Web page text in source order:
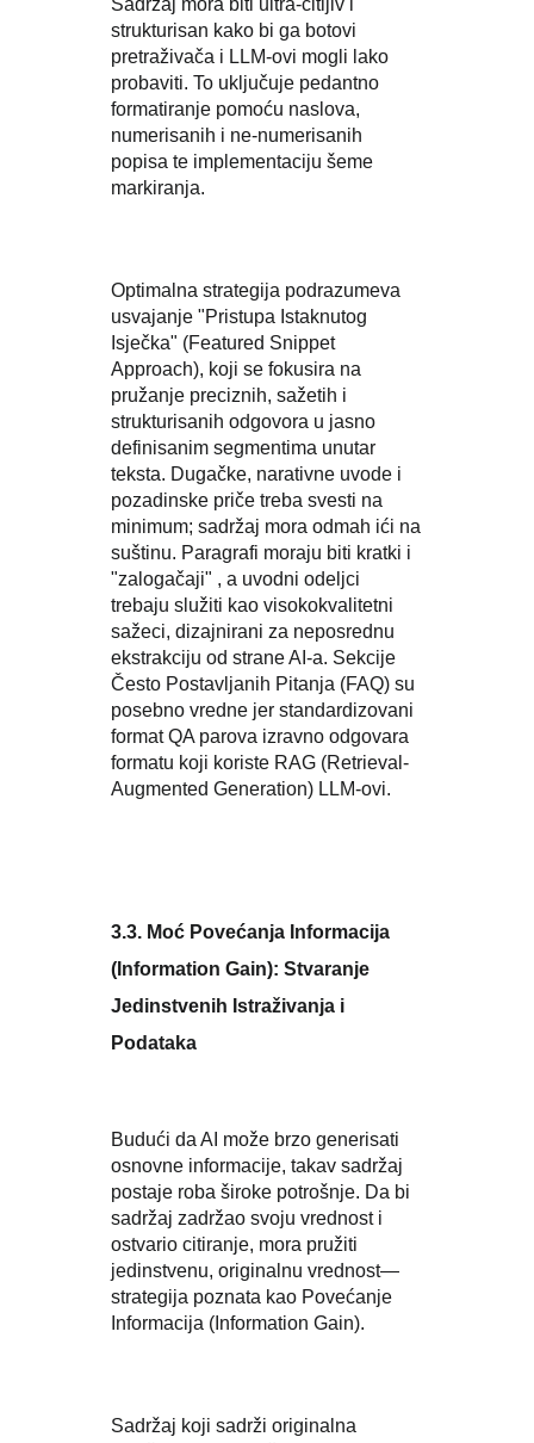
Sadržaj mora biti ultra-čitljiv i
strukturisan kako bi ga botovi
pretraživača i LLM-ovi mogli lako
probaviti. To uključuje pedantno
formatiranje pomoću naslova,
numerisanih i ne-numerisanih
popisa te implementaciju šeme
markiranja.
Optimalna strategija podrazumeva
usvajanje "Pristupa Istaknutog
Isječka" (Featured Snippet
Approach), koji se fokusira na
pružanje preciznih, sažetih i
strukturisanih odgovora u jasno
definisanim segmentima unutar
teksta. Dugačke, narativne uvode i
pozadinske priče treba svesti na
minimum; sadržaj mora odmah ići na
suštinu. Paragrafi moraju biti kratki i
"zalogačaji" , a uvodni odeljci
trebaju služiti kao visokokvalitetni
sažeci, dizajnirani za neposrednu
ekstrakciju od strane AI-a. Sekcije
Često Postavljanih Pitanja (FAQ) su
posebno vredne jer standardizovani
format QA parova izravno odgovara
formatu koji koriste RAG (Retrieval-
Augmented Generation) LLM-ovi.
3.3. Moć Povećanja Informacija
(Information Gain): Stvaranje
Jedinstvenih Istraživanja i
Podataka
Budući da AI može brzo generisati
osnovne informacije, takav sadržaj
postaje roba široke potrošnje. Da bi
sadržaj zadržao svoju vrednost i
ostvario citiranje, mora pružiti
jedinstvenu, originalnu vrednost—
strategija poznata kao Povećanje
Informacija (Information Gain).
Sadržaj koji sadrži originalna